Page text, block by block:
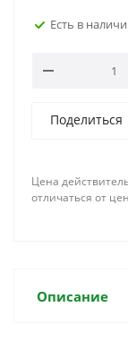
Есть в
Поделиться
Цена
отличаться от
Описание